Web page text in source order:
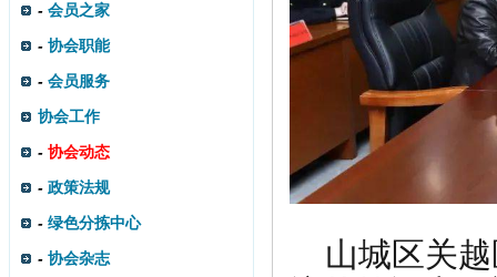
- 会员之家
- 协会职能
- 会员服务
协会工作
- 协会动态
- 政策法规
- 绿色分拣中心
- 协会杂志
山城区关